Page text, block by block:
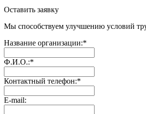
Оставить заявку
Мы способствуем улучшению условий
Название организации:*
Ф.И.О.:*
Контактный телефон:*
E-mail: